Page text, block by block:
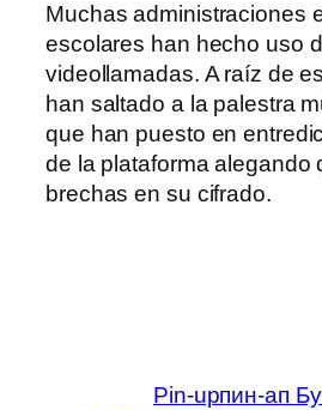
Muchas administraciones
escolares han hecho uso
videollamadas. A raíz de
han saltado a la palestra
que han puesto en
de la plataforma alegando
brechas en su cifrado.
Pin-upпин-ап